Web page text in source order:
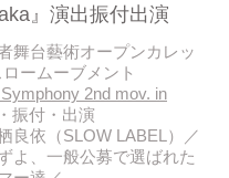
』演出振付出演
舞台藝術オープンカレッ
ームーブメント
Symphony 2nd mov. in
振付・出演
良依（SLOW LABEL）／
よ、一般公募で選ばれた